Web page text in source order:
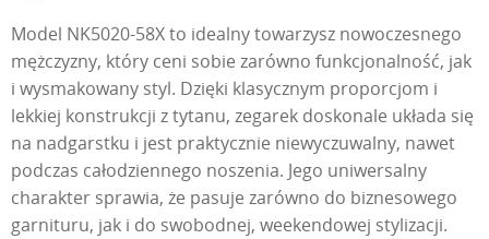
Model NK5020-58X to idealny towarzysz nowoczesnego
mężczyzny, który ceni sobie zarówno funkcjonalność, jak
i wysmakowany styl. Dzięki klasycznym proporcjom i
lekkiej konstrukcji z tytanu, zegarek doskonale układa się
na nadgarstku i jest praktycznie niewyczuwalny, nawet
podczas całodziennego noszenia. Jego uniwersalny
charakter sprawia, że pasuje zarówno do biznesowego
garnituru, jak i do swobodnej, weekendowej stylizacji.